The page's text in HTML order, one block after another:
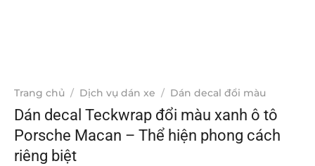
Trang chủ / Dịch vụ dán xe / Dán decal đổi màu
Dán decal Teckwrap đổi màu xanh ô tô
Porsche Macan – Thể hiện phong cách
riêng biệt